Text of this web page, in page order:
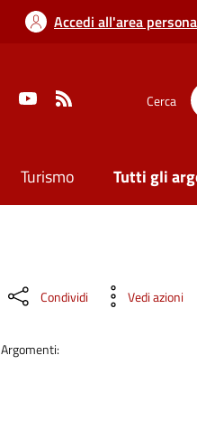
Accedi all'area
Cerca
Turismo Tutti gli
Condividi Vedi azioni
Argomenti: